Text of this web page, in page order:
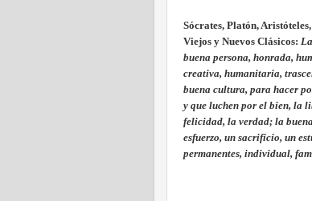
Sócrates, Platón,
Viejos y Nuevos Clásicos:
buena persona, honrada,
creativa, humanitaria,
buena cultura, para hacer
y que luchen por el bien, la
felicidad, la verdad; la
esfuerzo, un sacrificio, un
permanentes, individual,